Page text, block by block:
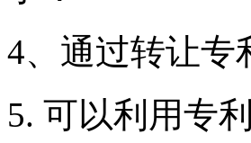
4、通过转让专
5. 可以利用专